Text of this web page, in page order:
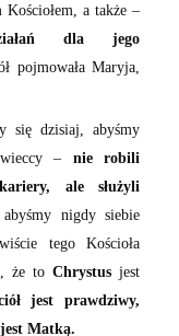
a także –
dla jego
pojmowała Maryja,
się dzisiaj, abyśmy
– nie robili
ale służyli
nigdy siebie
tego Kościoła
że toChrystus jest
jest prawdziwy,
Matką.